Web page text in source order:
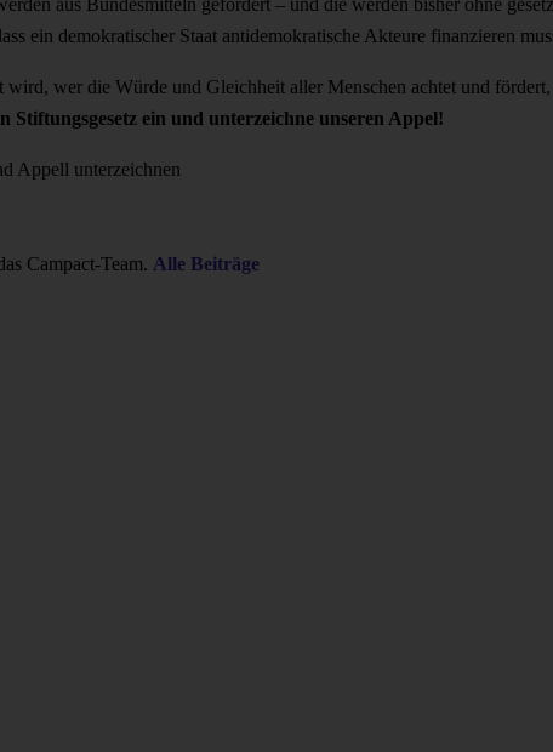
aus Bundesmitteln gefördert – und die werden bisher ohne
ein demokratischer Staat antidemokratische Akteure finanzieren
wer die Würde und Gleichheit aller Menschen achtet und
Stiftungsgesetz ein und unterzeichne unseren Appel!
Appell unterzeichnen
Campact-Team. Alle Beiträge